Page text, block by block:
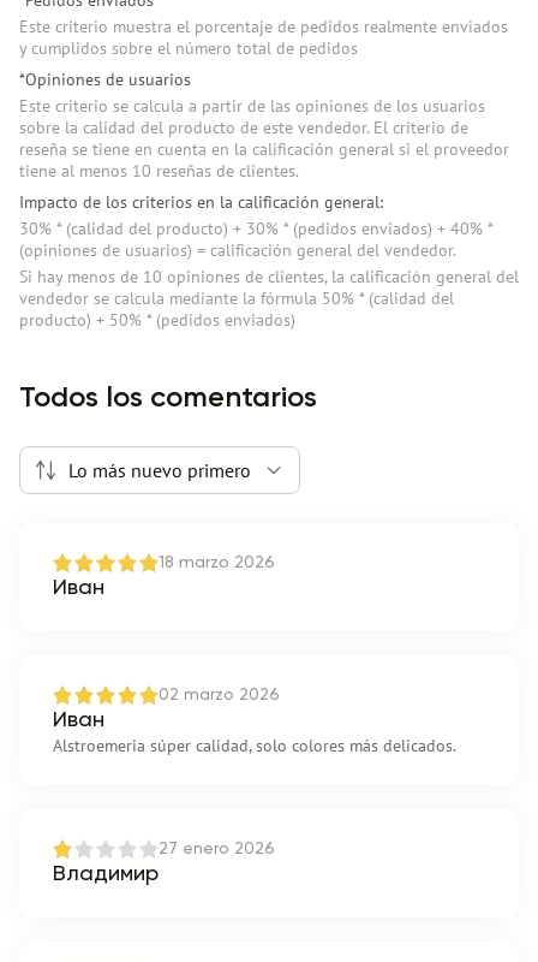
Este criterio muestra el porcentaje de pedidos realmente enviados
y cumplidos sobre el número total de pedidos
*Opiniones de usuarios
Este criterio se calcula a partir de las opiniones de los usuarios
sobre la calidad del producto de este vendedor. El criterio de
reseña se tiene en cuenta en la calificación general si el proveedor
tiene al menos 10 reseñas de clientes.
Impacto de los criterios en la calificación general:
30% * (сalidad del producto) + 30% * (pedidos enviados) + 40% *
(opiniones de usuarios) = calificación general del vendedor.
Si hay menos de 10 opiniones de clientes, la calificación general del
vendedor se calcula mediante la fórmula 50% * (сalidad del
producto) + 50% * (pedidos enviados)
Todos los comentarios
Lo más nuevo primero
18 marzo 2026
Иван
02 marzo 2026
Иван
Alstroemeria súper calidad, solo colores más delicados.
27 enero 2026
Владимир